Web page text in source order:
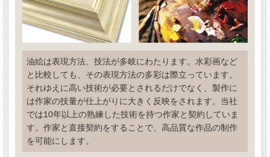
油絵は表現方法、技法が多岐にわたります。水彩画など
と比較しても、その表現方法の多彩は際立っています。
それゆえに高い技術が必要とされるだけでなく、製作に
は作家の技量が仕上がりに大きく反映をされます。当社
では10年以上の熟練した技術を持つ作家と契約していま
す。作家と直接契約をすることで、高品質な作品の制作
を可能にします。